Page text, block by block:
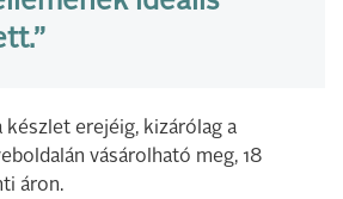
erejéig, kizárólag a
vásárolható meg, 18
áron.